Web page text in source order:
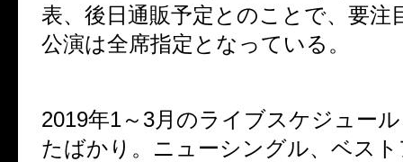
表、後日通販予定とのことで、要注
公演は全席指定となっている。
2019年1～3月のライブスケジュー
たばかり。ニューシングル、ベス